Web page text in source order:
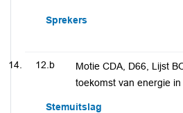
Sprekers
12.b
Motie CDA, D66, Lijst
toekomst van energie
Stemuitslag